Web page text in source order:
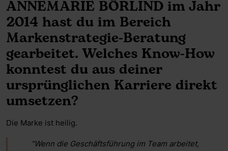
ANNEMARIE BÖRLIND im Jahr
2014 hast du im Bereich
Markenstrategie-Beratung
gearbeitet. Welches Know-How
konntest du aus deiner
ursprünglichen Karriere direkt
umsetzen?
Die Marke ist heilig.
“Wenn die Geschäftsführung im Team arbeitet,